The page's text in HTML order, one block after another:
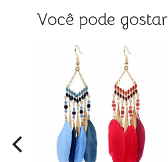
Você pode gostar